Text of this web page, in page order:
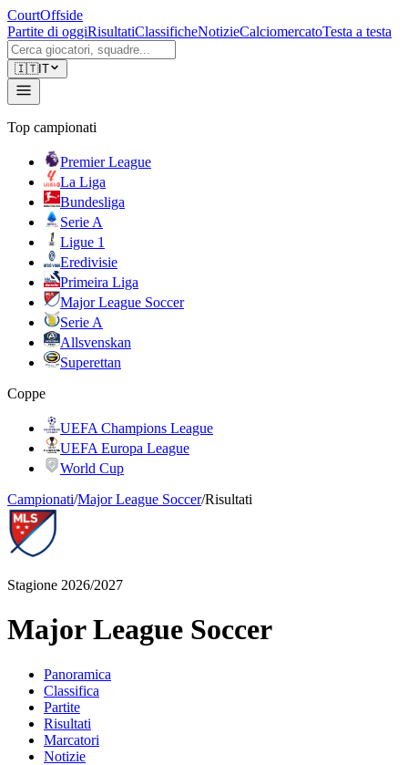
CourtOffside
Partite di oggiRisultatiClassificheNotizieCalciomercatoTesta a testa
🇮🇹IT
Top campionati
Premier League
La Liga
Bundesliga
Serie A
Ligue 1
Eredivisie
Primeira Liga
Major League Soccer
Serie A
Allsvenskan
Superettan
Coppe
UEFA Champions League
UEFA Europa League
World Cup
Campionati/Major League Soccer/Risultati
Stagione 2026/2027
Major League Soccer
Panoramica
Classifica
Partite
Risultati
Marcatori
Notizie